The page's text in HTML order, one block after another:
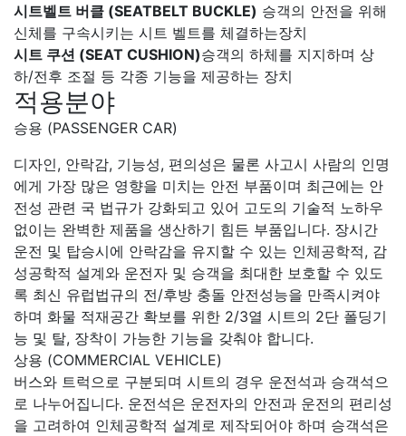
시트벨트 버클 (SEATBELT BUCKLE) 승객의 안전을 위해
신체를 구속시키는 시트 벨트를 체결하는장치
시트 쿠션 (SEAT CUSHION)​승객의 하체를 지지하며 상
하/전후 조절 등 각종 기능을 제공하는 장치
적용분야
승용 (PASSENGER CAR)
디자인, 안락감, 기능성, 편의성은 물론 사고시 사람의 인명
에게 가장 많은 영향을 미치는 안전 부품이며 최근에는 안
전성 관련 국 법규가 강화되고 있어 고도의 기술적 노하우
없이는 완벽한 제품을 생산하기 힘든 부품입니다. 장시간
운전 및 탑승시에 안락감을 유지할 수 있는 인체공학적, 감
성공학적 설계와 운전자 및 승객을 최대한 보호할 수 있도
록 최신 유럽법규의 전/후방 충돌 안전성능을 만족시켜야
하며 화물 적재공간 확보를 위한 2/3열 시트의 2단 폴딩기
능 및 탈, 장착이 가능한 기능을 갖춰야 합니다.
상용 (COMMERCIAL VEHICLE)
버스와 트럭으로 구분되며 시트의 경우 운전석과 승객석으
로 나누어집니다. 운전석은 운전자의 안전과 운전의 편리성
을 고려하여 인체공학적 설계로 제작되어야 하며 승객석은